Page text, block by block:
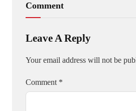
Comment
Leave A Reply
Your email address will not be
Comment *